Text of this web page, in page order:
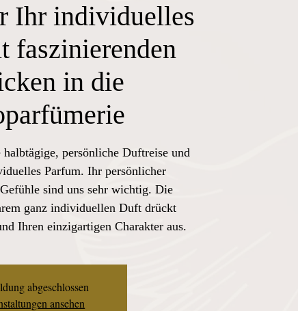
Ihr individuelles
faszinierenden
in die
halbtägige, persönliche Duftreise und
Parfum. Ihr persönlicher
sind uns sehr wichtig. Die
ganz individuellen Duft drückt
Ihren einzigartigen Charakter aus.
abgeschlossen
ansehen